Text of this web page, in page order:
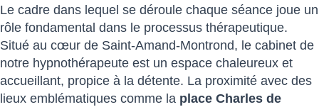
Le cadre dans lequel se déroule chaque séance joue un
rôle fondamental dans le processus thérapeutique.
Situé au cœur de Saint-Amand-Montrond, le cabinet de
notre hypnothérapeute est un espace chaleureux et
accueillant, propice à la détente. La proximité avec des
lieux emblématiques comme la place Charles de